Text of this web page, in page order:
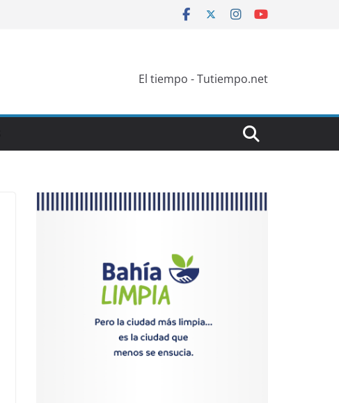
El tiempo - Tutiempo.net